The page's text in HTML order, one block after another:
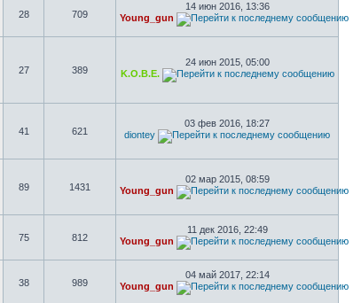
28 709
14 июн 2016, 13:36
Young_gun
27 389
24 июн 2015, 05:00
K.O.B.E.
41 621
03 фев 2016, 18:27
diontey
89 1431
02 мар 2015, 08:59
Young_gun
75 812
11 дек 2016, 22:49
Young_gun
38 989
04 май 2017, 22:14
Young_gun